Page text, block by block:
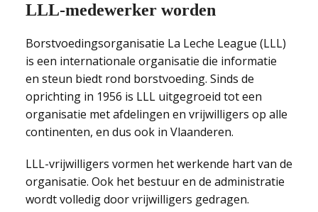
LLL-medewerker worden
Borstvoedingsorganisatie La Leche League (LLL)
is een internationale organisatie die informatie
en steun biedt rond borstvoeding. Sinds de
oprichting in 1956 is LLL uitgegroeid tot een
organisatie met afdelingen en vrijwilligers op alle
continenten, en dus ook in Vlaanderen.
LLL-vrijwilligers vormen het werkende hart van de
organisatie. Ook het bestuur en de administratie
wordt volledig door vrijwilligers gedragen.